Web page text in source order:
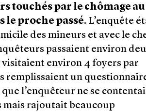
touchés par le chômage au
le proche passé. L’enquête
des mineurs et avec le
passaient environ
environ 4 foyers par
remplissaient un
l’enquêteur ne se
mais rajoutait beaucoup